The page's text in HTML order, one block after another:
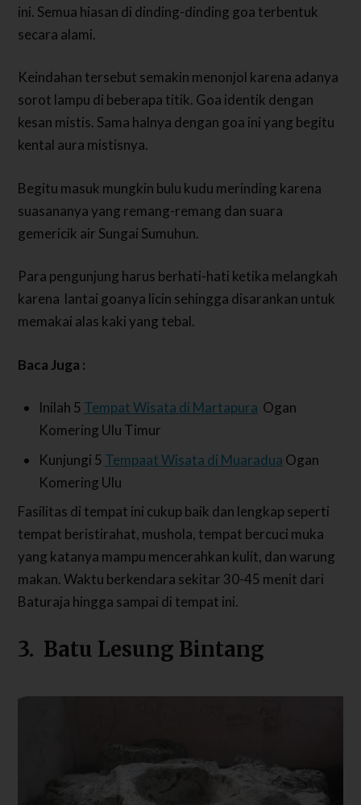
ini. Semua hiasan di dinding-dinding goa terbentuk
secara alami.
Keindahan tersebut semakin menonjol karena adanya
sorot lampu di beberapa titik. Goa identik dengan
kesan mistis. Sama halnya dengan goa ini yang begitu
kental aura mistisnya.
Begitu masuk mungkin bulu kudu merinding karena
suasananya yang remang-remang dan suara
gemericik air Sungai Sumuhun.
Para pengunjung harus berhati-hati ketika melangkah
karena lantai goanya licin sehingga disarankan untuk
memakai alas kaki yang tebal.
Baca Juga :
Inilah 5 Tempat Wisata di Martapura Ogan
Komering Ulu Timur
Kunjungi 5 Tempaat Wisata di Muaradua Ogan
Komering Ulu
Fasilitas di tempat ini cukup baik dan lengkap seperti
tempat beristirahat, mushola, tempat bercuci muka
yang katanya mampu mencerahkan kulit, dan warung
makan. Waktu berkendara sekitar 30-45 menit dari
Baturaja hingga sampai di tempat ini.
3. Batu Lesung Bintang